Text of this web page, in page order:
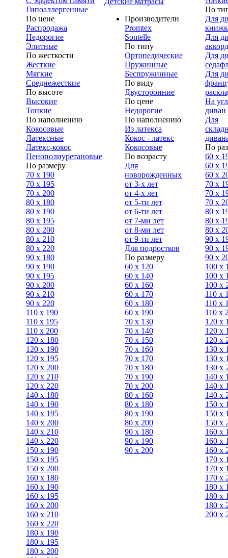
Гипоаллергенные
По цене
Распродажа
Недорогие
Элитные
По жесткости
Жесткие
Мягкие
Среднежесткие
По высоте
Высокие
Тонкие
По наполнению
Кокосовые
Латексные
Латекс-кокос
Пенополиуретановые
По размеру
70 х 190
70 х 195
70 х 200
80 х 180
80 х 190
80 х 195
80 х 200
80 x 210
80 x 220
90 x 180
90 х 190
90 х 195
90 х 200
90 x 210
90 x 220
110 x 190
110 x 195
110 x 200
120 x 180
120 х 190
120 х 195
120 х 200
120 x 210
120 x 220
140 x 180
140 х 190
140 х 195
140 х 200
140 x 210
140 x 220
150 х 190
150 х 195
150 х 200
160 x 180
160 х 190
160 х 195
160 х 200
160 x 210
160 x 220
180 х 190
180 х 195
180 х 200
Производители
Promtex
Sontelle
По типу
Ортопедические
Пружинные
Беспружинные
По виду
Двусторонние
По цене
Недорогие
По наполнению
Из латекса
Кокос - латекс
Кокосовые
По возрасту
Для
новорожденных
от 3-х лет
от 4-х лет
от 5-ти лет
от 6-ти лет
от 7-ми лет
от 8-ми лет
от 9-ти лет
Для подростков
По размеру
60 х 120
60 х 140
60 х 160
60 х 170
60 х 180
60 х 190
70 х 130
70 х 140
70 х 150
70 х 160
70 х 170
70 х 180
70 х 190
70 х 200
80 х 160
80 х 180
80 x 190
80 x 200
90 х 180
90 x 190
90 x 200
По
Для
Для
Для
Для
На
диван
Для
По
60 х
60 х
60 х
70 x
70 х
70 x
80 x
80 x
80 x
90 x
90 x
90 x
100 x
100 х
100 x
110 x
110 х
110 х
120 х
120 х
120 х
130 х
130 х
130 х
140 х
140 х
140 х
150 х
150 х
150 х
160 х
160 х
160 х
170 х
170 х
170 х
180 х
180 х
180 х
200 x